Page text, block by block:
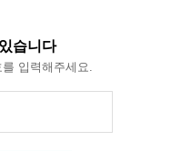
습니다
입력해주세요.